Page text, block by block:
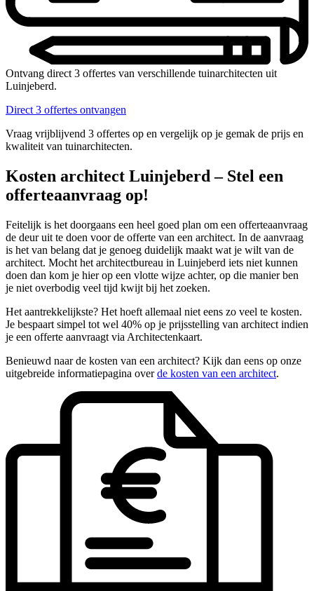
Ontvang direct 3 offertes van verschillende tuinarchitecten uit
Luinjeberd.
Direct 3 offertes ontvangen
Vraag vrijblijvend 3 offertes op en vergelijk op je gemak de prijs en
kwaliteit van tuinarchitecten.
Kosten architect Luinjeberd – Stel een
offerteaanvraag op!
Feitelijk is het doorgaans een heel goed plan om een offerteaanvraag
de deur uit te doen voor de offerte van een architect. In de aanvraag
is het van belang dat je genoeg duidelijk maakt wat je wilt van de
architect. Mocht het architectbureau in Luinjeberd iets niet kunnen
doen dan kom je hier op een vlotte wijze achter, op die manier ben
je niet overbodig veel tijd kwijt bij het zoeken.
Het aantrekkelijkste? Het hoeft allemaal niet eens zo veel te kosten.
Je bespaart simpel tot wel 40% op je prijsstelling van architect indien
je een offerte aanvraagt via Architectenkaart.
Benieuwd naar de kosten van een architect? Kijk dan eens op onze
uitgebreide informatiepagina overde kosten van een architect.